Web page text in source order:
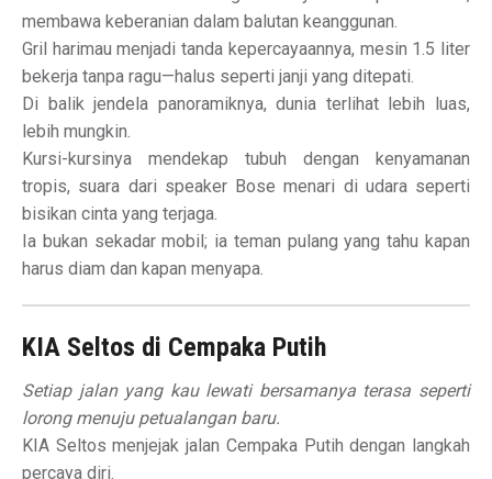
membawa keberanian dalam balutan keanggunan.
Gril harimau menjadi tanda kepercayaannya, mesin 1.5 liter
bekerja tanpa ragu—halus seperti janji yang ditepati.
Di balik jendela panoramiknya, dunia terlihat lebih luas,
lebih mungkin.
Kursi-kursinya mendekap tubuh dengan kenyamanan
tropis, suara dari speaker Bose menari di udara seperti
bisikan cinta yang terjaga.
Ia bukan sekadar mobil; ia teman pulang yang tahu kapan
harus diam dan kapan menyapa.
KIA Seltos di Cempaka Putih
Setiap jalan yang kau lewati bersamanya terasa seperti
lorong menuju petualangan baru.
KIA Seltos menjejak jalan Cempaka Putih dengan langkah
percaya diri.